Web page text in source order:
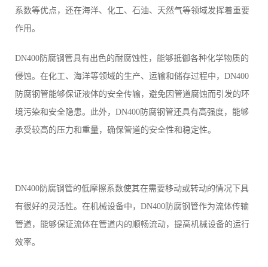
系数等优点，还在海洋、化工、石油、天然气等领域发挥着重要
作用。
DN400防腐钢管具有出色的耐腐蚀性，能够抵御各种化学物质的
侵蚀。在化工、海洋等领域的生产、运输和储存过程中，DN400
防腐钢管能够保证液体的安全传输，避免因管道腐蚀而引发的环
境污染和安全隐患。此外，DN400防腐钢管还具有高强度，能够
承受较高的压力和重量，确保管道的安全性和稳定性。
DN400防腐钢管的低摩擦系数使其在需要移动或转动的情况下具
有很好的灵活性。在机械设备中，DN400防腐钢管作为流体传输
管道，能够保证流体在管道内的顺畅流动，提高机械设备的运行
效率。